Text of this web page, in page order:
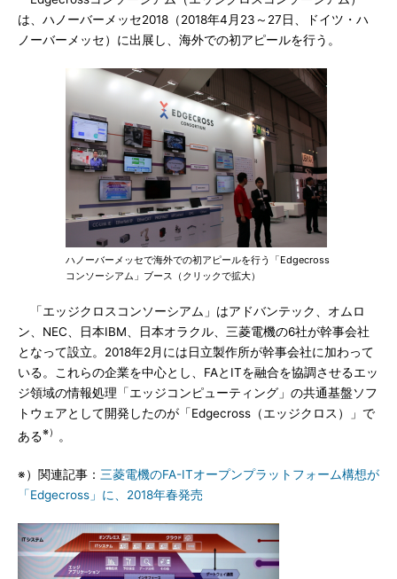
は、ハノーバーメッセ2018（2018年4月23～27日、ドイツ・ハ
ノーバーメッセ）に出展し、海外での初アピールを行う。
ハノーバーメッセで海外での初アピールを行う「Edgecross
コンソーシアム」ブース（クリックで拡大）
「エッジクロスコンソーシアム」はアドバンテック、オムロ
ン、NEC、日本IBM、日本オラクル、三菱電機の6社が幹事会社
となって設立。2018年2月には日立製作所が幹事会社に加わって
いる。これらの企業を中心とし、FAとITを融合を協調させるエッ
ジ領域の情報処理「エッジコンピューティング」の共通基盤ソフ
トウェアとして開発したのが「Edgecross（エッジクロス）」で
ある※） 。
※）関連記事： 三菱電機のFA-ITオープンプラットフォーム構想が
「Edgecross」に、2018年春発売